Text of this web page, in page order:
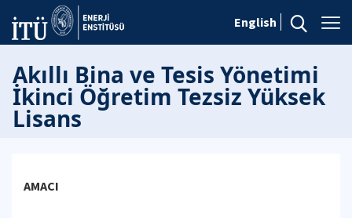
English
Akıllı Bina ve Tesis Yönetimi
İkinci Öğretim Tezsiz Yüksek
Lisans
AMACI